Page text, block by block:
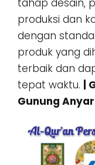
tahap desain,
produksi dan
dengan
produk yang
terbaik dan
tepat waktu.
|
Gunung